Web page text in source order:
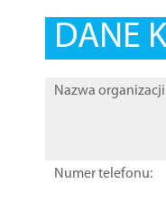
DANE
Nazwa
Numer telefonu: